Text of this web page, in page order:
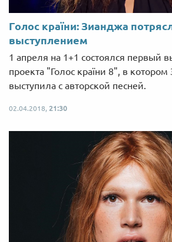
Голос країни: Зианджа
выступлением
1 апреля на 1+1 состоялся первый
проекта "Голос країни 8", в
выступила с авторской песней.
02.04.2018, 21:30